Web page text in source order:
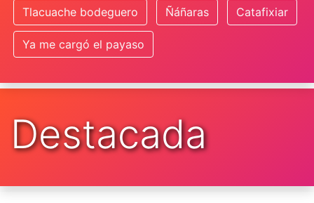
Tlacuache bodeguero Ñáñaras Catafixiar
Ya me cargó el payaso
Destacada